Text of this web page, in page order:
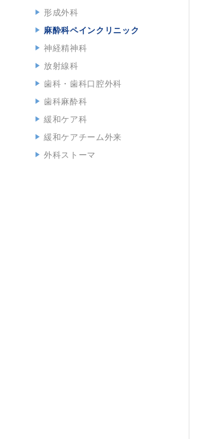
形成外科
麻酔科ペインクリニック
神経精神科
放射線科
歯科・歯科口腔外科
歯科麻酔科
緩和ケア科
緩和ケアチーム外来
外科ストーマ